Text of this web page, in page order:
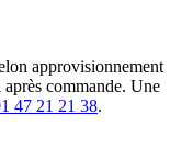
approvisionnement
commande. Une
47 21 21 38.